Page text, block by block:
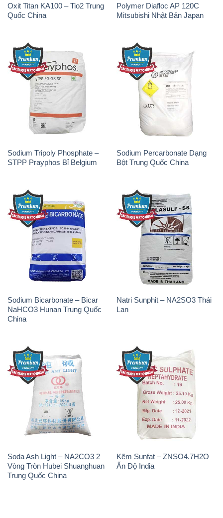
Sodium Tripoly Phosphate –
STPP Prayphos Bỉ Belgium
Sodium Percarbonate Dạng
Bột Trung Quốc China
Sodium Bicarbonate – Bicar
NaHCO3 Hunan Trung Quốc
Natri Sunphit – NA2SO3 Thái
Soda Ash Light – NA2CO3 2
Vòng Tròn Hubei Shuanghuan
Trung Quốc China
Kẽm Sunfat – ZNSO4.7H2O
Ấn Độ India